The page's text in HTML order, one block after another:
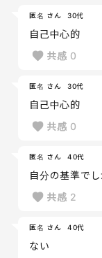
匿名 さん 30代
自己中心的
共感 0
匿名 さん 30代
自己中心的
共感 0
匿名 さん 40代
自分の基準で
共感 2
匿名 さん 40代
ない